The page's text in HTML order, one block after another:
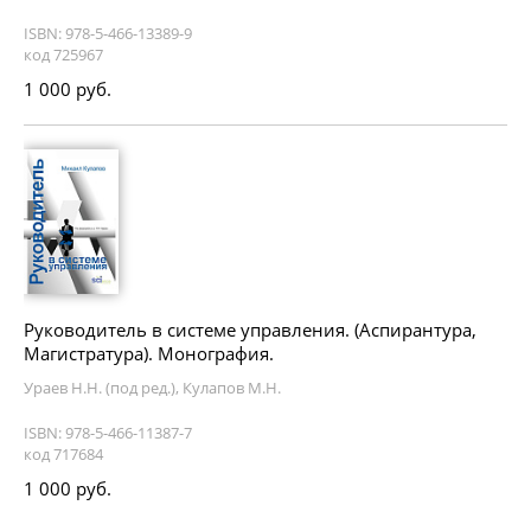
ISBN: 978-5-466-13389-9
код 725967
1 000 руб.
Руководитель в системе управления. (Аспирантура,
Магистратура). Монография.
Ураев Н.Н. (под ред.), Кулапов М.Н.
ISBN: 978-5-466-11387-7
код 717684
1 000 руб.